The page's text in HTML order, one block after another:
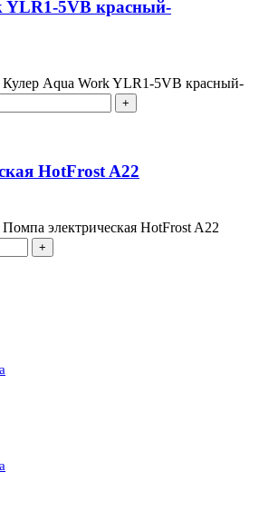
YLR1-5VB красный-
Кулер Aqua Work YLR1-5VB красный-
HotFrost A22
электрическая HotFrost A22